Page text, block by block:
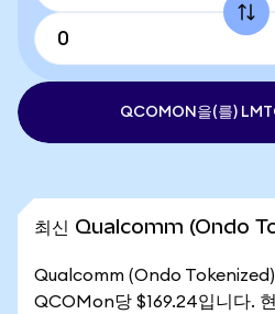
QCOMON을(를)
최신 Qualcomm (Ondo
Qualcomm (Ondo
QCOMon당 $169.24입니다.